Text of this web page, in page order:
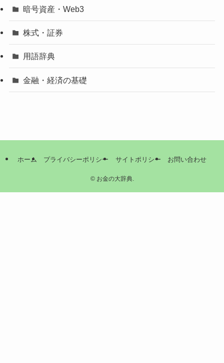
暗号資産・Web3
株式・証券
用語辞典
金融・経済の基礎
ホーム プライバシーポリシー サイトポリシー お問い合わせ
©お金の大辞典.